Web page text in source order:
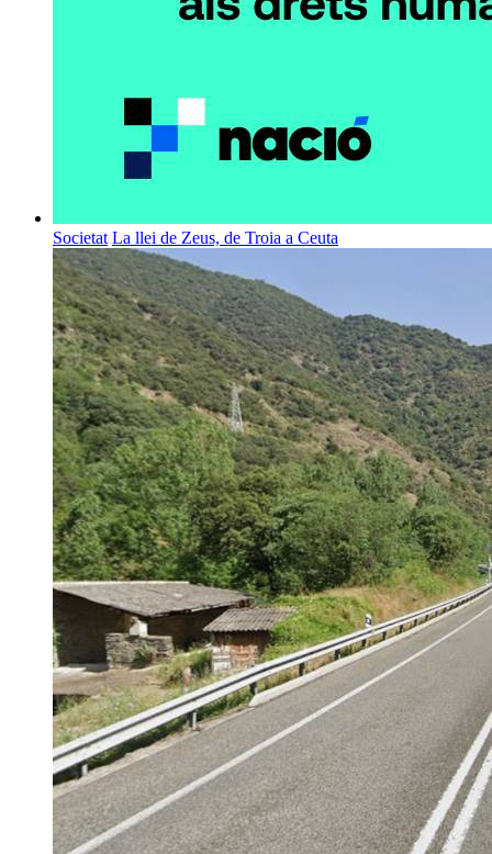
Societat La llei de Zeus, de Troia a Ceuta